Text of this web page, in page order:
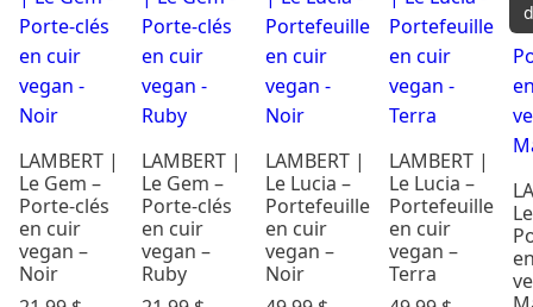
LAMBERT |
Le Gem –
Porte-clés
en cuir
vegan –
Noir
LAMBERT |
Le Gem –
Porte-clés
en cuir
vegan –
Ruby
LAMBERT |
Le Lucia –
Portefeuille
en cuir
vegan –
Noir
LAMBERT |
Le Lucia –
Portefeuille
en cuir
vegan –
Terra